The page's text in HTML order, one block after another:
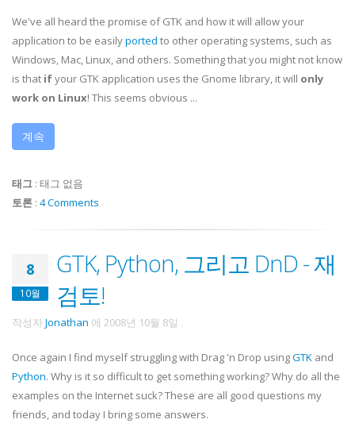
We've all heard the promise of GTK and how it will allow your
application to be easilyported to other operating systems, such as
Windows, Mac, Linux, and others. Something that you might not know
is that ifyour GTK application uses the Gnome library, it will only
work on Linux! This seems obvious ...
계속
태그 : 태그 없음
토론 : 4 Comments
8
10월
GTK, Python, 그리고 DnD - 재
검토!
작성자Jonathan 에 2008년 10월 8일 .
Once again I find myself struggling with Drag 'n Drop usingGTK and
Python. Why is it so difficult to get something working? Why do all the
examples on the Internet suck? These are all good questions my
friends, and today I bring some answers.